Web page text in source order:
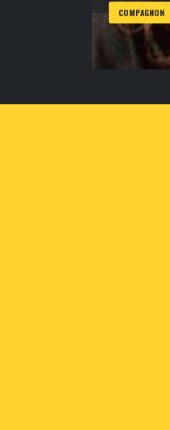
COMPAGNON